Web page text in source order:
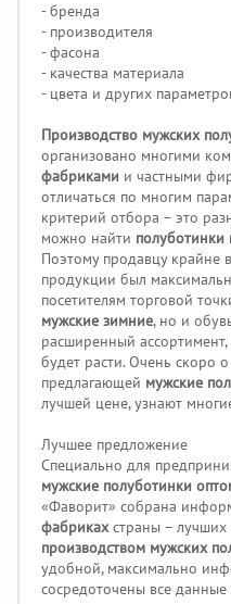
- бренда
- производителя
- фасона
- качества материала
- цвета и других
Производство мужских
организовано многими
фабриками и частными
отличаться по многим
критерий отбора – это
можно найти полуботинки
Поэтому продавцу крайне
продукции был
посетителям торговой
мужские зимние, но и
расширенный
будет расти. Очень скоро
предлагающей мужские
лучшей цене, узнают
Лучшее предложение
Специально для
мужские полуботинки
«Фаворит» собрана
фабрикахстраны – лучших
производством мужских
удобной, максимально
сосредоточены все